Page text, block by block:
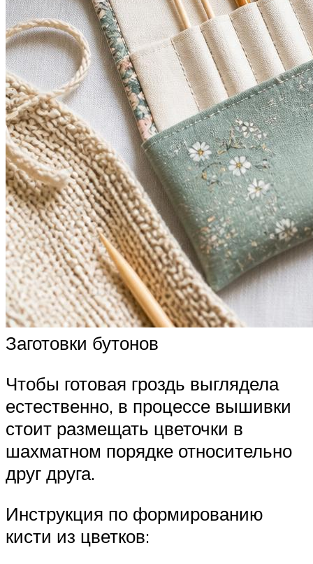
Заготовки бутонов
Чтобы готовая гроздь выглядела
естественно, в процессе вышивки
стоит размещать цветочки в
шахматном порядке относительно
друг друга.
Инструкция по формированию
кисти из цветков: